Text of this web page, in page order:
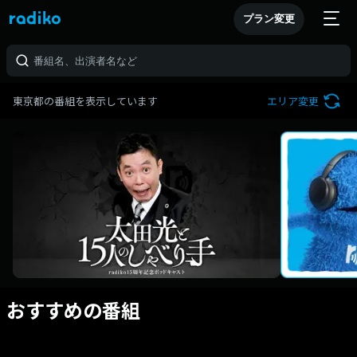
プラン変更
東京都の番組を表示しています エリア変更
おすすめの番組